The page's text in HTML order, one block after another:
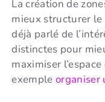
La création de
mieux structurer
déjà parlé de
distinctes pour
maximiser
exemple organiser